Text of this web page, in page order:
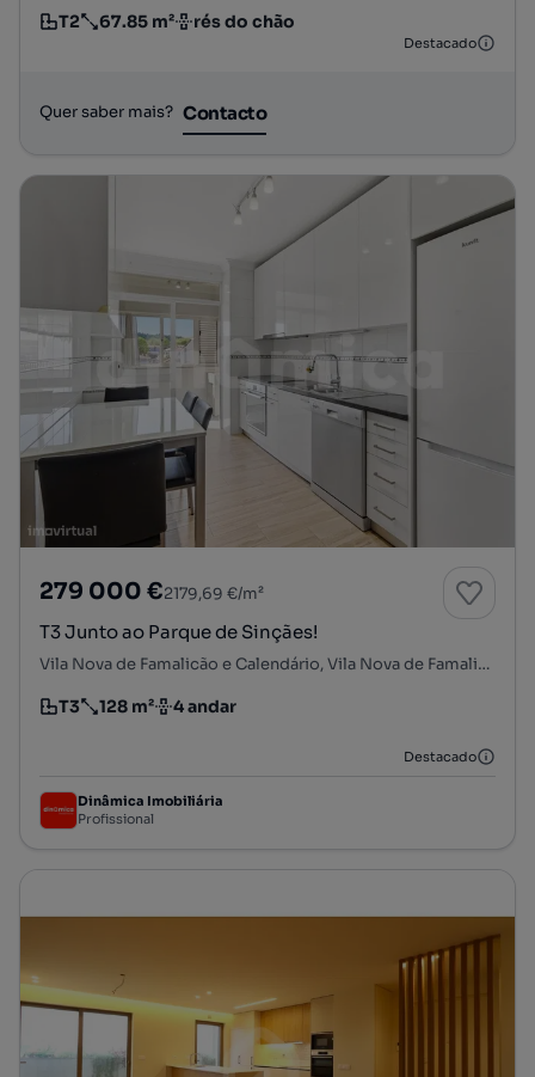
Tipologia
T2
Preço por metro quadrado
67.85 m²
Andar rés do chão
Destacado
Quer saber mais? Contacto
279 000 €2179,69 €/m²
T3 Junto ao Parque de Sinçães!
Vila Nova de Famalicão e Calendário, Vila Nova de Famalicão, Braga
Tipologia
T3
Preço por metro quadrado
128 m²
Andar 4 andar
Destacado
Dinâmica Imobiliária
Profissional